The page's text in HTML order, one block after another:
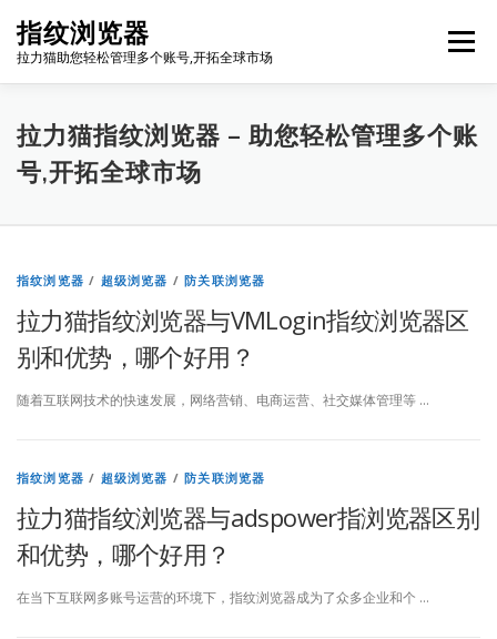
content
指纹浏览器
拉力猫助您轻松管理多个账号,开拓全球市场
Menu
博客首页 套餐价格 使用教程 出海资源
拉力猫指纹浏览器 – 助您轻松管理多个账
号,开拓全球市场
拉
力
猫
指
浏
览
器
指纹浏览器 / 超级浏览器 /防关联浏览器
拉力猫指纹浏览器与VMLogin指纹浏览器区
别和优势，哪个好用？
随着互联网技术的快速发展，网络营销、电商运营、社交媒体管理等 …
指纹浏览器 / 超级浏览器 /防关联浏览器
拉力猫指纹浏览器与adspower指浏览器区别
和优势，哪个好用？
在当下互联网多账号运营的环境下，指纹浏览器成为了众多企业和个 …